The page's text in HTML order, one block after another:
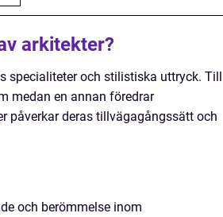
arkitekter?
specialiteter och stilistiska uttryck. Till
medan en annan föredrar
påverkar deras tillvägagångssätt och
och berömmelse inom